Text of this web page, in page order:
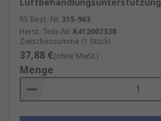
RS Best.-Nr. 315-963
Herst. Teile-Nr. R412007338
Zwischensumme (1 Stück)
37,88 €(ohne MwSt.)
Menge